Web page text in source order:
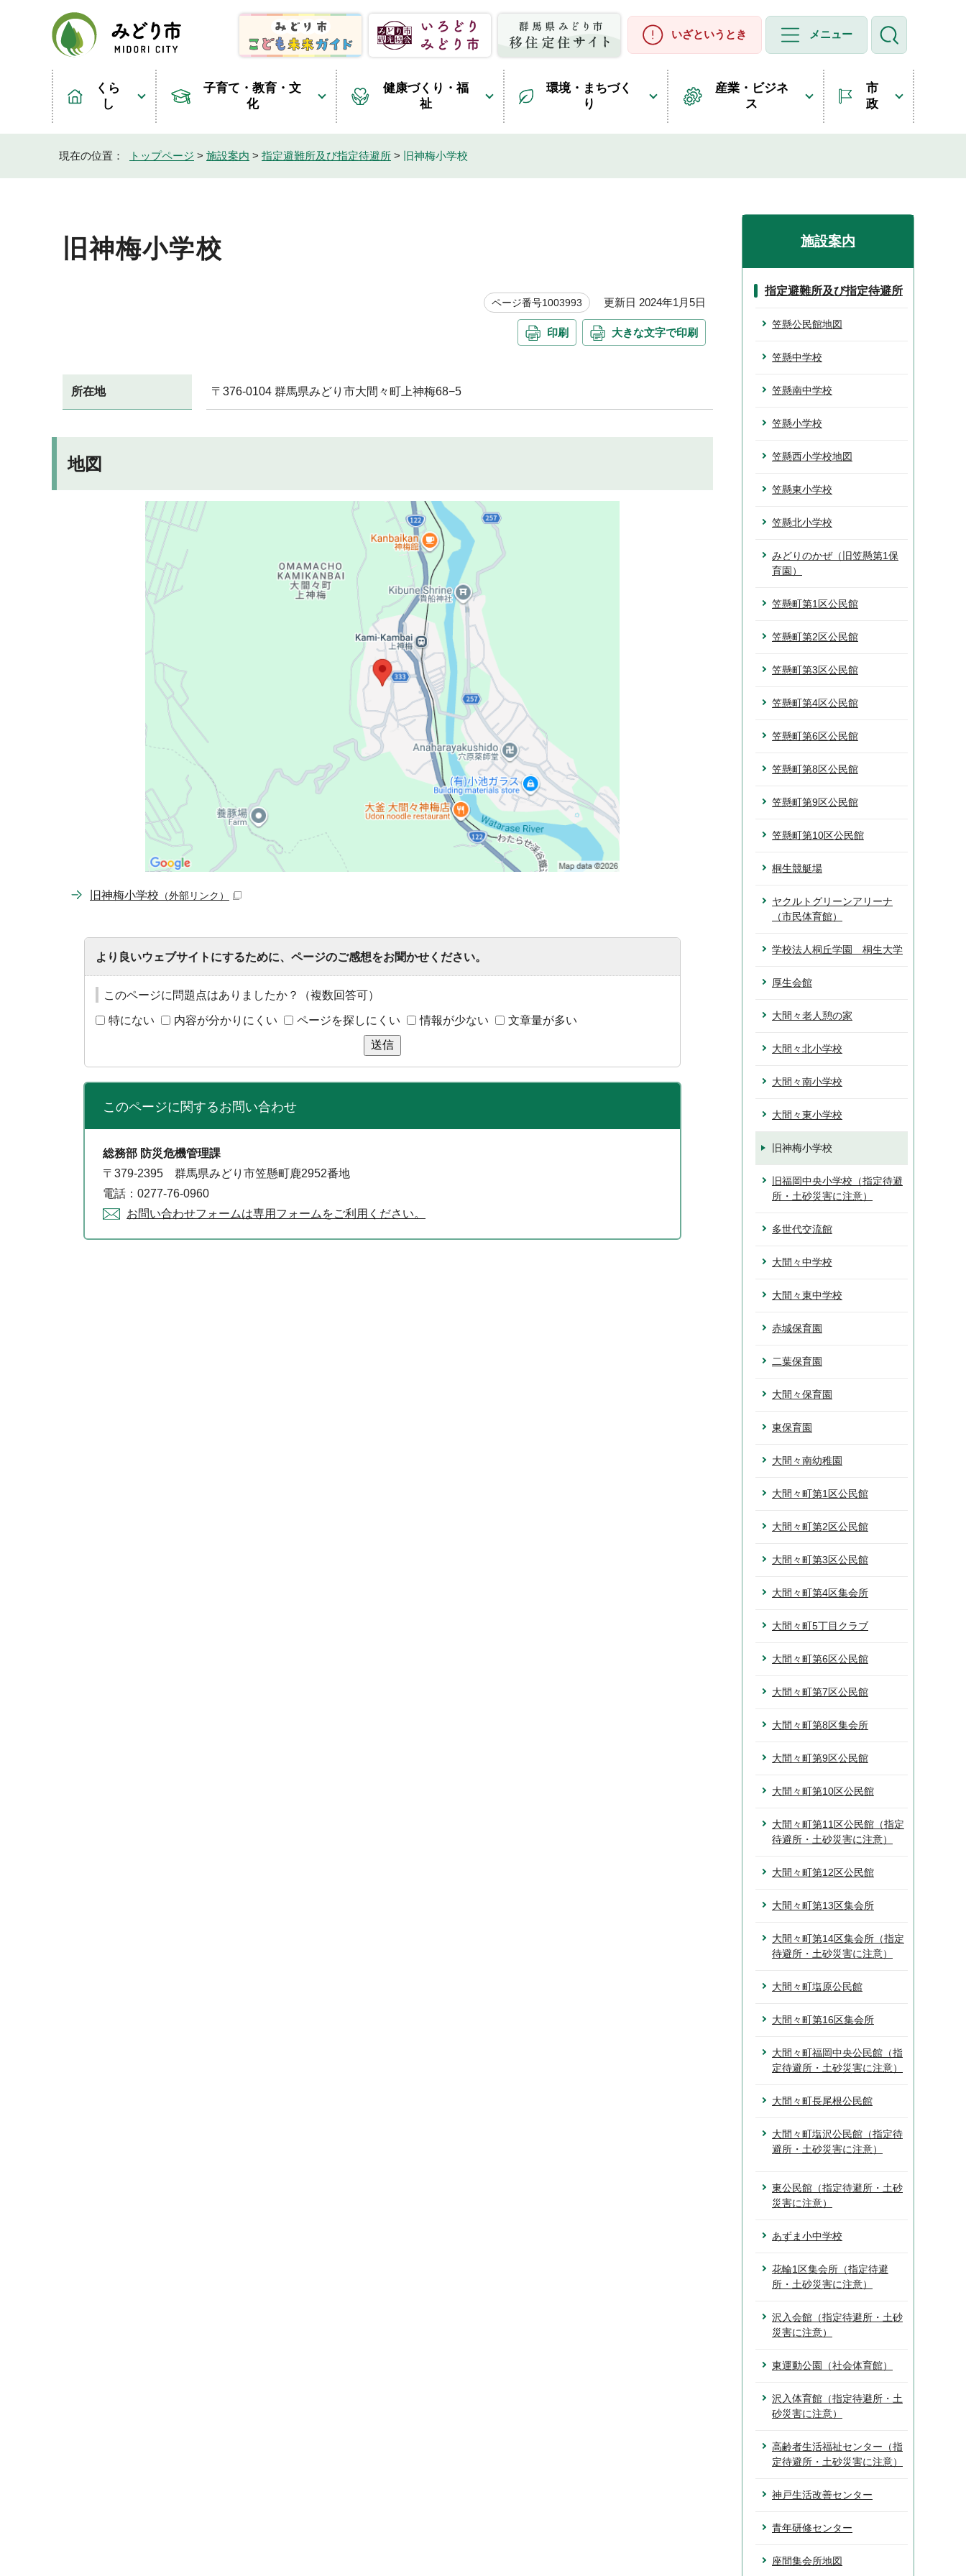
いざというとき メニュー
くら
し
子育て・教育・文
化
健康づくり・福
祉
環境・まちづく
り
産業・ビジネ
ス
市
政
現在の位置： トップページ > 施設案内 > 指定避難所及び指定待避所 > 旧神梅小学校
旧神梅小学校
ページ番号1003993 更新日 2024年1月5日
印刷 大きな文字で印刷
所在地 〒376-0104 群馬県みどり市大間々町上神梅68−5
地図
旧神梅小学校 （外部リンク）
より良いウェブサイトにするために、ページのご感想をお聞かせください。
このページに問題点はありましたか？（複数回答可）
特にない 内容が分かりにくい ページを探しにくい 情報が少ない
文章量が多い
送信
このページに関するお問い合わせ
総務部 防災危機管理課
〒379-2395 群馬県みどり市笠懸町鹿2952番地
電話：0277-76-0960
お問い合わせフォームは専用フォームをご利用ください。
施設案内
指定避難所及び指定待避所
笠懸公民館地図
笠懸中学校
笠懸南中学校
笠懸小学校
笠懸西小学校地図
笠懸東小学校
笠懸北小学校
みどりのかぜ（旧笠懸第1保
育園）
笠懸町第1区公民館
笠懸町第2区公民館
笠懸町第3区公民館
笠懸町第4区公民館
笠懸町第6区公民館
笠懸町第8区公民館
笠懸町第9区公民館
笠懸町第10区公民館
桐生競艇場
ヤクルトグリーンアリーナ
（市民体育館）
学校法人桐丘学園 桐生大学
厚生会館
大間々老人憩の家
大間々北小学校
大間々南小学校
大間々東小学校
旧神梅小学校
旧福岡中央小学校（指定待避
所・土砂災害に注意）
多世代交流館
大間々中学校
大間々東中学校
赤城保育園
二葉保育園
大間々保育園
東保育園
大間々南幼稚園
大間々町第1区公民館
大間々町第2区公民館
大間々町第3区公民館
大間々町第4区集会所
大間々町5丁目クラブ
大間々町第6区公民館
大間々町第7区公民館
大間々町第8区集会所
大間々町第9区公民館
大間々町第10区公民館
大間々町第11区公民館（指定
待避所・土砂災害に注意）
大間々町第12区公民館
大間々町第13区集会所
大間々町第14区集会所（指定
待避所・土砂災害に注意）
大間々町塩原公民館
大間々町第16区集会所
大間々町福岡中央公民館（指
定待避所・土砂災害に注意）
大間々町長尾根公民館
大間々町塩沢公民館（指定待
避所・土砂災害に注意）
東公民館（指定待避所・土砂
災害に注意）
あずま小中学校
花輪1区集会所（指定待避
所・土砂災害に注意）
沢入会館（指定待避所・土砂
災害に注意）
東運動公園（社会体育館）
沢入体育館（指定待避所・土
砂災害に注意）
高齢者生活福祉センター（指
定待避所・土砂災害に注意）
神戸生活改善センター
青年研修センター
座間集会所地図